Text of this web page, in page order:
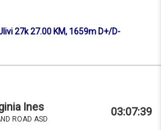
27k 27.00 KM, 1659m D+/D-
Ines
ROAD ASD
03:07:39